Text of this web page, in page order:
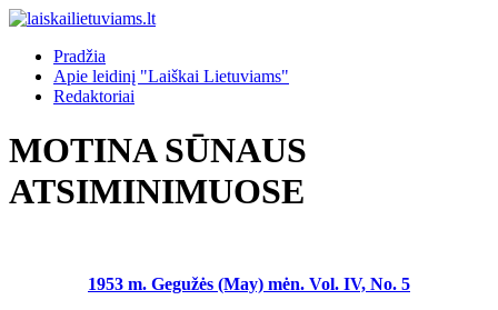
Pradžia
Apie leidinį "Laiškai Lietuviams"
Redaktoriai
MOTINA SŪNAUS
ATSIMINIMUOSE
1953 m. Gegužės (May) mėn. Vol. IV, No. 5